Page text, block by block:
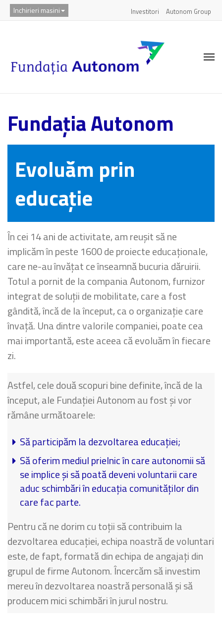
Inchirieri masini Investitori Autonom Group
Fundația Autonom
Evoluăm prin
educație
În cei 14 ani de activitate, am reușit să ne
implicăm în peste 1600 de proiecteeducaționale,
care ne-au învățat ce înseamnă bucuria dăruirii.
Totul a pornit de la compania Autonom, furnizor
integrat de soluții de mobilitate,care a fost
gândită, încă de la început, ca o organizație care
învață. Una dintre valorile companiei, poate cea
mai importantă, este aceea că evoluăm în fiecare
zi.
Astfel, cele două scopuri bine definite, încă de la
început, ale Fundației Autonom au fost șivor
rămâne următoarele:
Să participăm la dezvoltarea educației;
Să oferim mediul prielnic în care autonomii să
se implice și să poată deveni voluntariicare
aduc schimbări în educația comunităților din
care fac parte.
Pentru că ne dorim cu toții să contribuim la
dezvoltarea educației, echipa noastră de voluntari
este, de fapt, formată din echipa de angajați din
grupul de firme Autonom.Încercăm să investim
mereu în dezvoltarea noastră personală și să
producem mici schimbări în jurul nostru.